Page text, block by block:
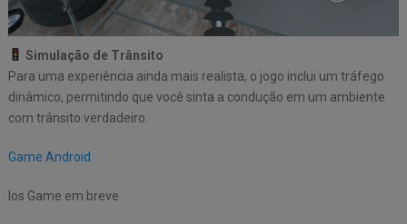
Simulação de Trânsito
Para uma experiência ainda mais realista, o jogo inclui um tráfego
dinâmico, permitindo que você sinta a condução em um ambiente
com trânsito verdadeiro.
Game Android
Ios Game em breve